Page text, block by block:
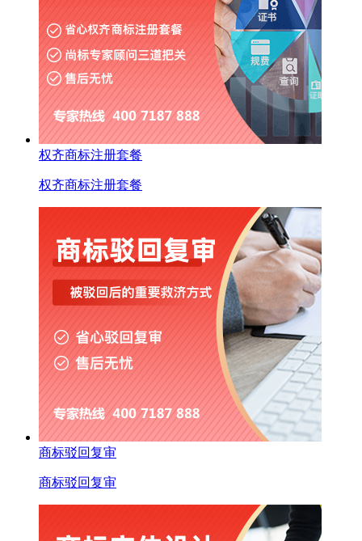
权齐商标注册套餐
权齐商标注册套餐
商标驳回复审
商标驳回复审